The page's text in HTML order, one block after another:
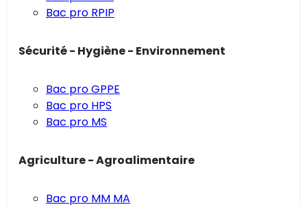
Bac pro RPIP
Sécurité - Hygiène - Environnement
Bac pro GPPE
Bac pro HPS
Bac pro MS
Agriculture - Agroalimentaire
Bac pro MM MA